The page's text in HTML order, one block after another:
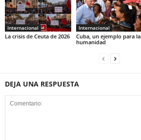
Internacional
La crisis de Ceuta de 2026
Internacional
Cuba, un ejemplo para la
humanidad
DEJA UNA RESPUESTA